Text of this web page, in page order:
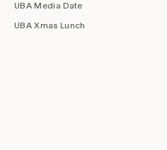
UBA Media Date
UBA Xmas Lunch